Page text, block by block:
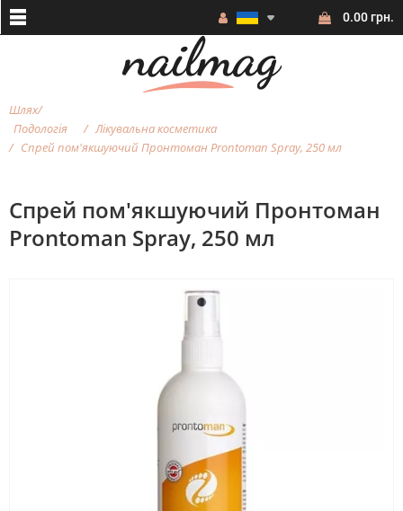
0.00 грн.
Шлях
Подологія
Лікувальна косметика
Спрей пом'якшуючий Пронтоман Prontoman Spray, 250 мл
Спрей пом'якшуючий Пронтоман
Prontoman Spray, 250 мл